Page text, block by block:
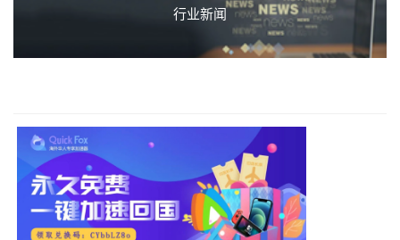
行业新闻